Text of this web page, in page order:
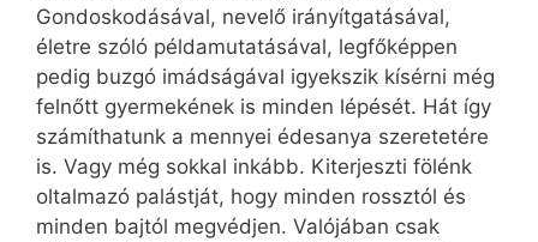
Gondoskodásával, nevelő irányítgatásával,
életre szóló példamutatásával, legfőképpen
pedig buzgó imádságával igyekszik kísérni még
felnőtt gyermekének is minden lépését. Hát így
számíthatunk a mennyei édesanya szeretetére
is. Vagy még sokkal inkább. Kiterjeszti fölénk
oltalmazó palástját, hogy minden rossztól és
minden bajtól megvédjen. Valójában csak